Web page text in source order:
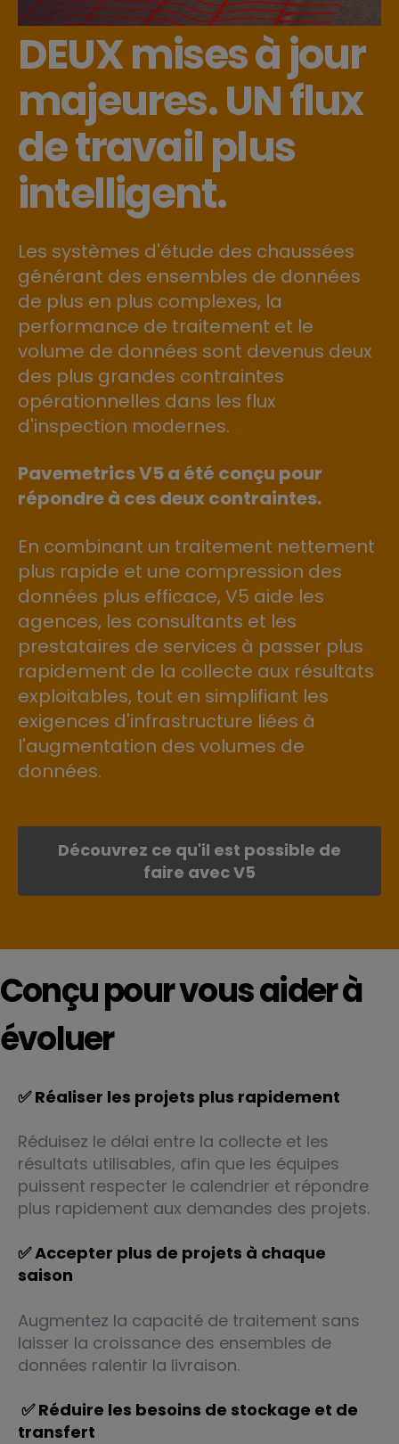
DEUX mises à jour
majeures. UN flux
de travail plus
intelligent.
Les systèmes d'étude des chaussées
générant des ensembles de données
de plus en plus complexes, la
performance de traitement et le
volume de données sont devenus deux
des plus grandes contraintes
opérationnelles dans les flux
d'inspection modernes.
Pavemetrics V5 a été conçu pour
répondre à ces deux contraintes.
En combinant un traitement nettement
plus rapide et une compression des
données plus efficace, V5 aide les
agences, les consultants et les
prestataires de services à passer plus
rapidement de la collecte aux résultats
exploitables, tout en simplifiant les
exigences d'infrastructure liées à
l'augmentation des volumes de
données.
Découvrez ce qu'il est possible de
faire avec V5
Conçu pour vous aider à
évoluer
✅ Réaliser les projets plus rapidement
Réduisez le délai entre la collecte et les
résultats utilisables, afin que les équipes
puissent respecter le calendrier et répondre
plus rapidement aux demandes des projets.
✅ Accepter plus de projets à chaque
saison
Augmentez la capacité de traitement sans
laisser la croissance des ensembles de
données ralentir la livraison.
✅ Réduire les besoins de stockage et de
transfert